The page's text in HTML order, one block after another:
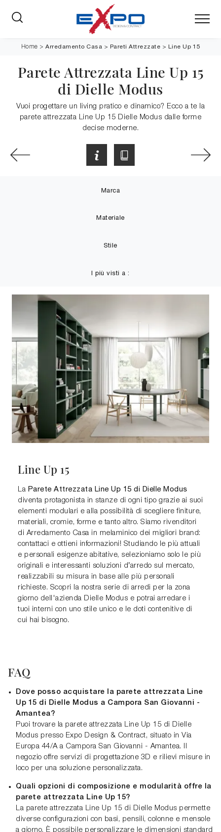
Home > Arredamento Casa > Pareti Attrezzate > Line Up 15
Parete Attrezzata Line Up 15
di Dielle Modus
Vuoi progettare un living pratico e dinamico? Ecco a te la
parete attrezzata Line Up 15 Dielle Modus dalle forme
decise moderne.
Marca
Materiale
Stile
I più visti a :
Line Up 15
La Parete Attrezzata Line Up 15 di Dielle Modus
diventa protagonista in stanze di ogni tipo grazie ai suoi
elementi modulari e alla possibilità di scegliere finiture,
materiali, cromie, forme e tanto altro. Siamo rivenditori
di Arredamento Casa in melaminico dei migliori brand:
contattaci e ottieni informazioni! Studiando le più attuali
e personali esigenze abitative, selezioniamo solo le più
originali e interessanti soluzioni d’arredo sul mercato,
realizzabili su misura in base alle più personali
richieste. Scopri la nostra serie di arredi per la zona
giorno dell'azienda Dielle Modus e potrai arredare i
tuoi interni con uno stile unico e le doti contenitive di
cui hai bisogno.
FAQ
Dove posso acquistare la parete attrezzata Line
Up 15 di Dielle Modus a Campora San Giovanni -
Amantea?
Puoi trovare la parete attrezzata Line Up 15 di Dielle
Modus presso Expo Design & Contract, situato in Via
Europa 44/A a Campora San Giovanni - Amantea. Il
negozio offre servizi di progettazione 3D e rilievi misure in
loco per una soluzione personalizzata.
Quali opzioni di composizione e modularità offre la
parete attrezzata Line Up 15?
La parete attrezzata Line Up 15 di Dielle Modus permette
diverse configurazioni con basi, pensili, colonne e mensole
a giorno. È possibile personalizzare le dimensioni standard